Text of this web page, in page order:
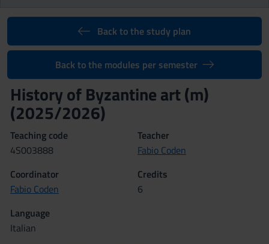
Back to the study plan
Back to the modules per semester
History of Byzantine art (m)
(2025/2026)
Teaching code
4S003888
Teacher
Fabio Coden
Coordinator
Fabio Coden
Credits
6
Language
Italian